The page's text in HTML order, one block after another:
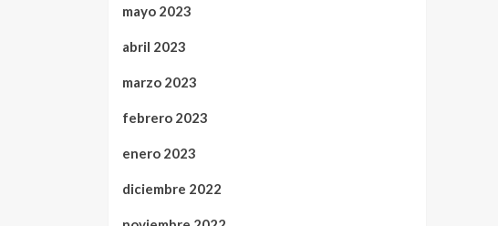
mayo 2023
abril 2023
marzo 2023
febrero 2023
enero 2023
diciembre 2022